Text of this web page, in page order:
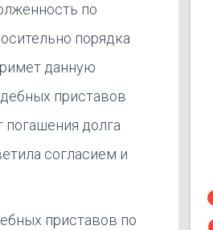
по
порядка
данную
приставов
долга
согласием и
приставов по